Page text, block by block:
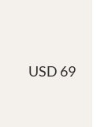
USD 69